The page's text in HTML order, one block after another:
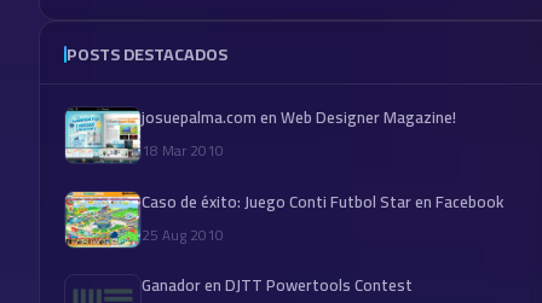
POSTS DESTACADOS
josuepalma.com en Web Designer Magazine!
18 Mar 2010
Caso de éxito: Juego Conti Futbol Star en Facebook
25 Aug 2010
Ganador en DJTT Powertools Contest